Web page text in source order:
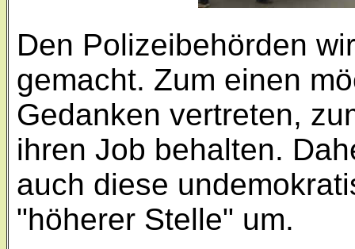
Den Polizeibehörden
gemacht. Zum einen
Gedanken vertreten,
ihren Job behalten.
auch diese
"höherer Stelle" um.